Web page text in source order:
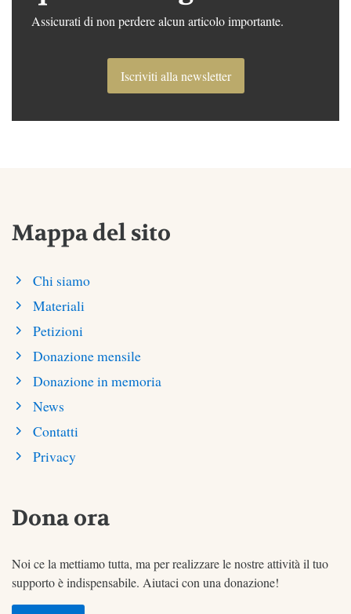
Assicurati di non perdere alcun articolo importante.
Iscriviti alla newsletter
Mappa del sito
Chi siamo
Materiali
Petizioni
Donazione mensile
Donazione in memoria
News
Contatti
Privacy
Dona ora
Noi ce la mettiamo tutta, ma per realizzare le nostre attività il tuo
supporto è indispensabile. Aiutaci con una donazione!